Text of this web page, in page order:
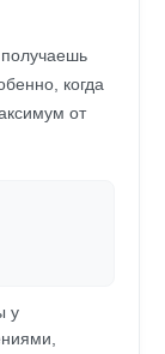
получаешь
когда
от
у